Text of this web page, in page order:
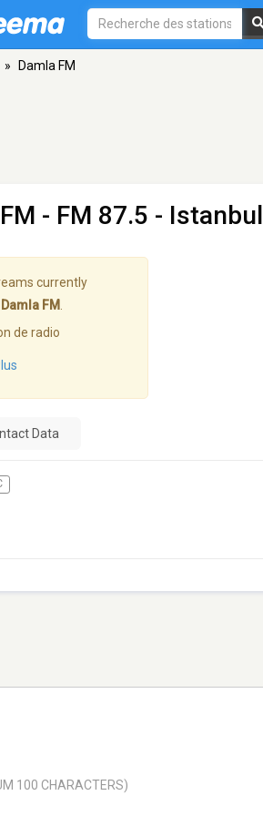
» Damla FM
- FM 87.5 - Istanbul
currently
Damla FM
de radio
Data